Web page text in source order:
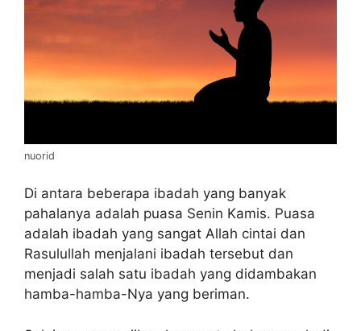
nuorid
Di antara beberapa ibadah yang banyak
pahalanya adalah puasa Senin Kamis. Puasa
adalah ibadah yang sangat Allah cintai dan
Rasulullah menjalani ibadah tersebut dan
menjadi salah satu ibadah yang didambakan
hamba-hamba-Nya yang beriman.